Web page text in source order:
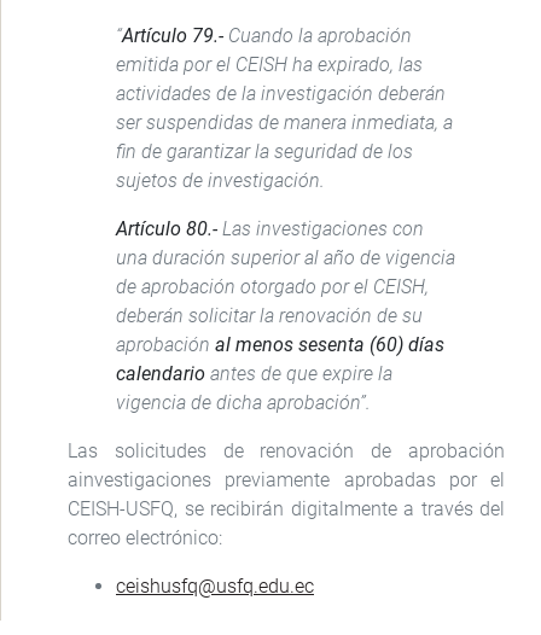
“Artículo 79.- Cuando la aprobación
emitida por el CEISH ha expirado, las
actividades de la investigación deberán
ser suspendidas de manera inmediata, a
fin de garantizar la seguridad de los
sujetos de investigación.
Artículo 80.- Las investigaciones con
una duración superior al año de vigencia
de aprobación otorgado por el CEISH,
deberán solicitar la renovación de su
aprobación al menos sesenta (60) días
calendario antes de que expire la
vigencia de dicha aprobación”.
Las solicitudes de renovación de aprobación
ainvestigaciones previamente aprobadas por el
CEISH-USFQ, se recibirán digitalmente a través del
correo electrónico:
ceishusfq@usfq.edu.ec